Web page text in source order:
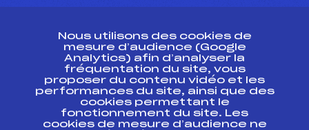
ESPACE PRESSE
Ressources
Pass’Neige
Projet sportif fédéral
Projet de performance fédéral
Nous utilisons des cookies de
mesure d’audience (Google
Analytics) afin d’analyser la
fréquentation du site, vous
proposer du contenu vidéo et les
performances du site, ainsi que des
cookies permettant le
fonctionnement du site. Les
cookies de mesure d’audience ne